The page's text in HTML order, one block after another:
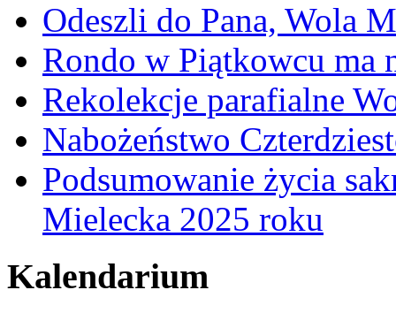
Odeszli do Pana, Wola
Rondo w Piątkowcu ma
Rekolekcje parafialne
Nabożeństwo
Podsumowanie życia
Mielecka 2025 roku
Kalendarium